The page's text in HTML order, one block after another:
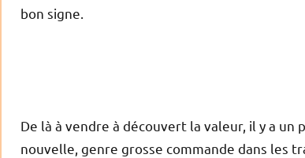
bon signe.
De là à vendre à découvert la valeur, il y a un
nouvelle, genre grosse commande dans les